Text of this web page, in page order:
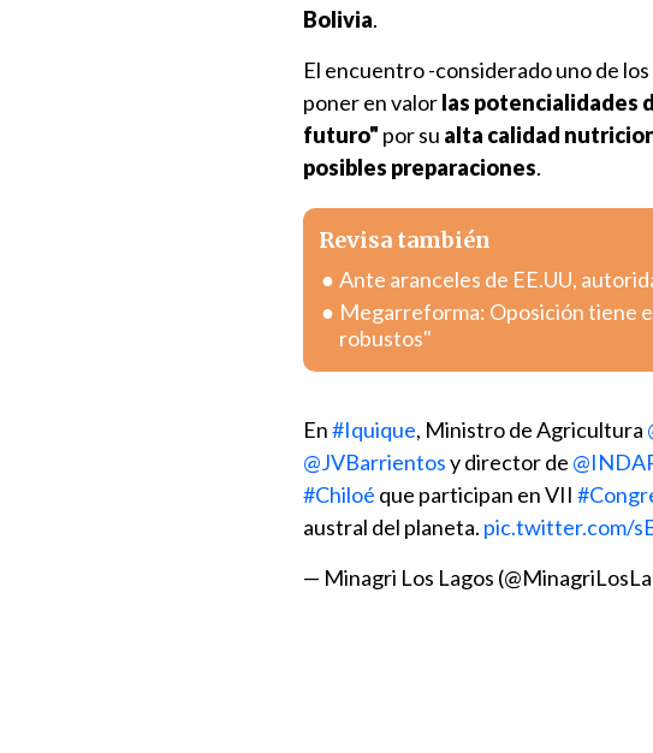
Bolivia.
El encuentro -considerado uno de
poner en valorlas potencialidades
futuro" por su alta calidad
posibles preparaciones.
Revisa también
Ante aranceles de EE.UU,
Megarreforma: Oposición tiene
robustos"
En#Iquique, Ministro de Agricultura
@JVBarrientosy director de
#Chiloé que participan en VII
austral del planeta. pic.twitter.com/
— Minagri Los Lagos